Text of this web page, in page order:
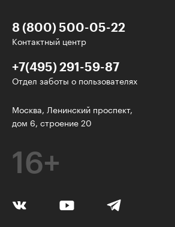
8 (800) 500-05-22
Контактный центр
+7(495) 291-59-87
Отдел заботы о пользователях
Москва, Ленинский проспект,
дом 6, строение 20
16+
Интересное - на почту!
Выберите тему рассылки
Дизайн
Программирование